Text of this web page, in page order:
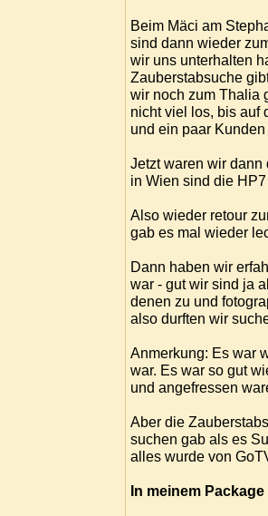
Beim Mäci am
sind dann wieder
wir uns unterhalten
Zauberstabsuche
wir noch zum Thalia
nicht viel los, bis auf
und ein paar
Jetzt waren wir
in Wien sind die
Also wieder retour
gab es mal wieder
Dann haben wir
war - gut wir sind ja
denen zu und
also durften wir
Anmerkung: Es war
war. Es war so gut
und angefressen
Aber die
suchen gab als es
alles wurde von
In meinem